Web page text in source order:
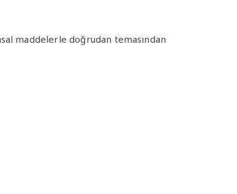
maddelerle doğrudan temasından